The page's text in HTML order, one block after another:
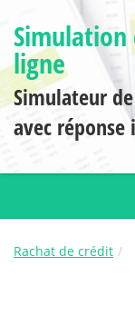
ligne
Simulateur
avec
Rachat de crédit